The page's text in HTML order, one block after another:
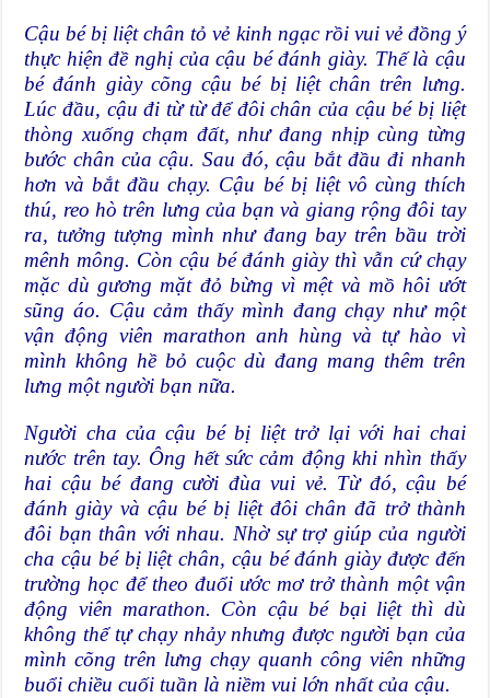
Cậu bé bị liệt chân tỏ vẻ kinh ngạc rồi vui vẻ đồng ý
thực hiện đề nghị của cậu bé đánh giày. Thế là cậu
bé đánh giày cõng cậu bé bị liệt chân trên lưng.
Lúc đầu, cậu đi từ từ để đôi chân của cậu bé bị liệt
thòng xuống chạm đất, như đang nhịp cùng từng
bước chân của cậu. Sau đó, cậu bắt đầu đi nhanh
hơn và bắt đầu chạy. Cậu bé bị liệt vô cùng thích
thú, reo hò trên lưng của bạn và giang rộng đôi tay
ra, tưởng tượng mình như đang bay trên bầu trời
mênh mông. Còn cậu bé đánh giày thì vẫn cứ chạy
mặc dù gương mặt đỏ bừng vì mệt và mồ hôi ướt
sũng áo. Cậu cảm thấy mình đang chạy như một
vận động viên marathon anh hùng và tự hào vì
mình không hề bỏ cuộc dù đang mang thêm trên
lưng một người bạn nữa.
Người cha của cậu bé bị liệt trở lại với hai chai
nước trên tay. Ông hết sức cảm động khi nhìn thấy
hai cậu bé đang cười đùa vui vẻ. Từ đó, cậu bé
đánh giày và cậu bé bị liệt đôi chân đã trở thành
đôi bạn thân với nhau. Nhờ sự trợ giúp của người
cha cậu bé bị liệt chân, cậu bé đánh giày được đến
trường học để theo đuổi ước mơ trở thành một vận
động viên marathon. Còn cậu bé bại liệt thì dù
không thể tự chạy nhảy nhưng được người bạn của
mình cõng trên lưng chạy quanh công viên những
buổi chiều cuối tuần là niềm vui lớn nhất của cậu.